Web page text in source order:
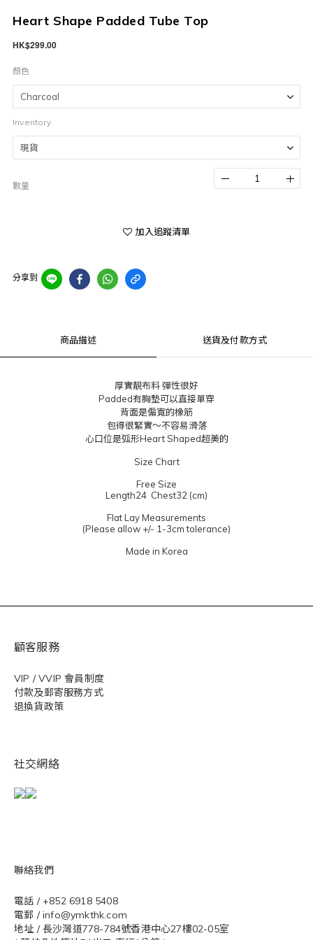
Heart Shape Padded Tube Top
HK$299.00
顏色
Inventory
數量
加入追蹤清單
分享到
商品描述 送貨及付款方式
厚實靚布料 彈性很好
Padded有胸墊可以直接單穿
背面是偏寬的橡筋
包得很緊實～不容易滑落
心口位是弧形Heart Shaped超美的
Size Chart
Free Size
Length24 Chest32 (cm)
Flat Lay Measurements
(Please allow +/- 1-3cm tolerance)
Made in Korea
顧客服務
VIP / VVIP 會員制度
付款及郵寄服務方式
退換貨政策
社交網絡
聯絡我們
電話 / +852 6918 5408
電郵 / info@ymkthk.com
地址 / 長沙灣道778-784號香港中心27樓02-05室